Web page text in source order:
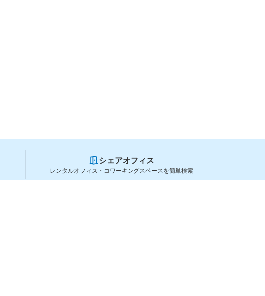
シェアオフィス
レンタルオフィス・コワーキングスペースを簡単検索